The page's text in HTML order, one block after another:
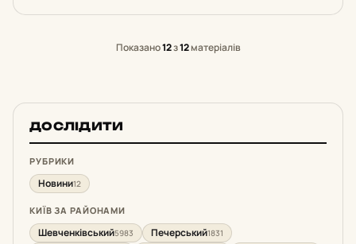
Показано12з12матеріалів
ДОСЛІДИТИ
РУБРИКИ
Новини12
КИЇВ ЗА РАЙОНАМИ
Шевченківський5983 Печерський1831